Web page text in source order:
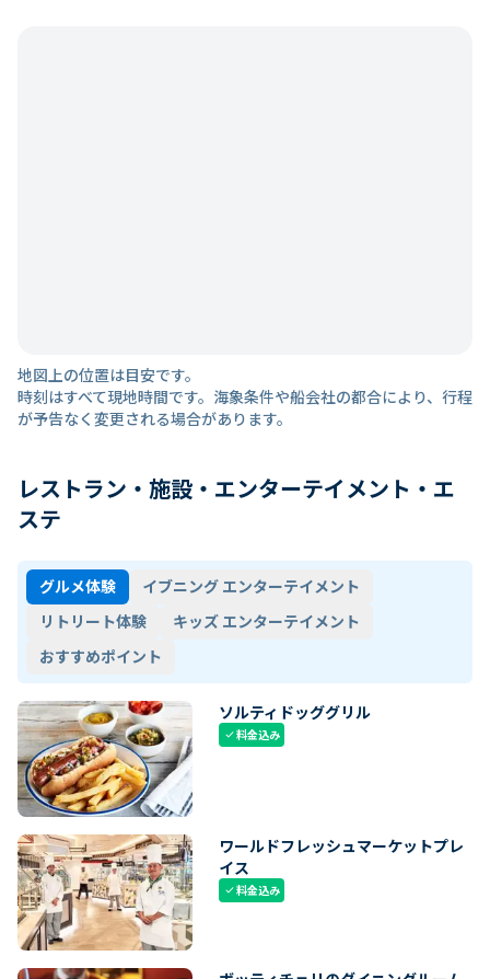
地図上の位置は目安です。
時刻はすべて現地時間です。海象条件や船会社の都合により、行程
が予告なく変更される場合があります。
レストラン・施設・エンターテイメント・エ
ステ
グルメ体験
イブニング エンターテイメント
リトリート体験
キッズ エンターテイメント
おすすめポイント
ソルティドッググリル
check料金込み
ワールドフレッシュマーケットプレ
イス
check料金込み